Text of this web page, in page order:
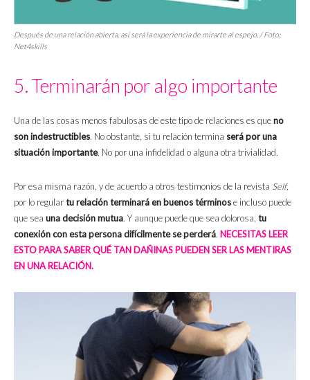
Después de una relación abierta, así será la experiencia de mirarte al espejo. / Foto:
Net4skills
5. Terminarán por algo importante
Una de las cosas menos fabulosas de este tipo de relaciones es queno
son indestructibles. No obstante, si tu relación termina será por una
situación importante. No por una infidelidad o alguna otra trivialidad.
Por esa misma razón, y de acuerdo a otros testimonios de la revista Self,
por lo regulartu relación terminará en buenos términose incluso puede
que sea una decisión mutua. Y aunque puede que sea dolorosa, tu
conexión con esta persona difícilmente se perderá. NECESITAS LEER
ESTO PARA SABER QUÉ TAN DAÑINAS PUEDEN SER LAS MENTIRAS
EN UNA RELACIÓN.